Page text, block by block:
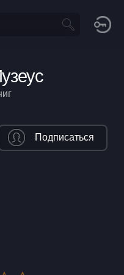
Подписаться